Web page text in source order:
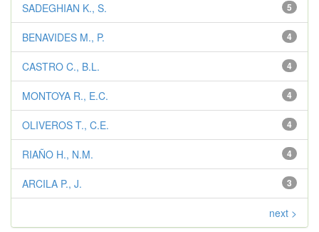
5
SADEGHIAN K., S.
4
BENAVIDES M., P.
4
CASTRO C., B.L.
4
MONTOYA R., E.C.
4
OLIVEROS T., C.E.
4
RIAÑO H., N.M.
3
ARCILA P., J.
next >